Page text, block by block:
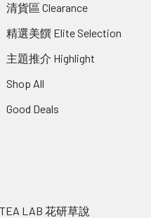
清貨區 Clearance
精選美饌 Elite Selection
主題推介 Highlight
Shop All
Good Deals
TEA LAB 花研草說